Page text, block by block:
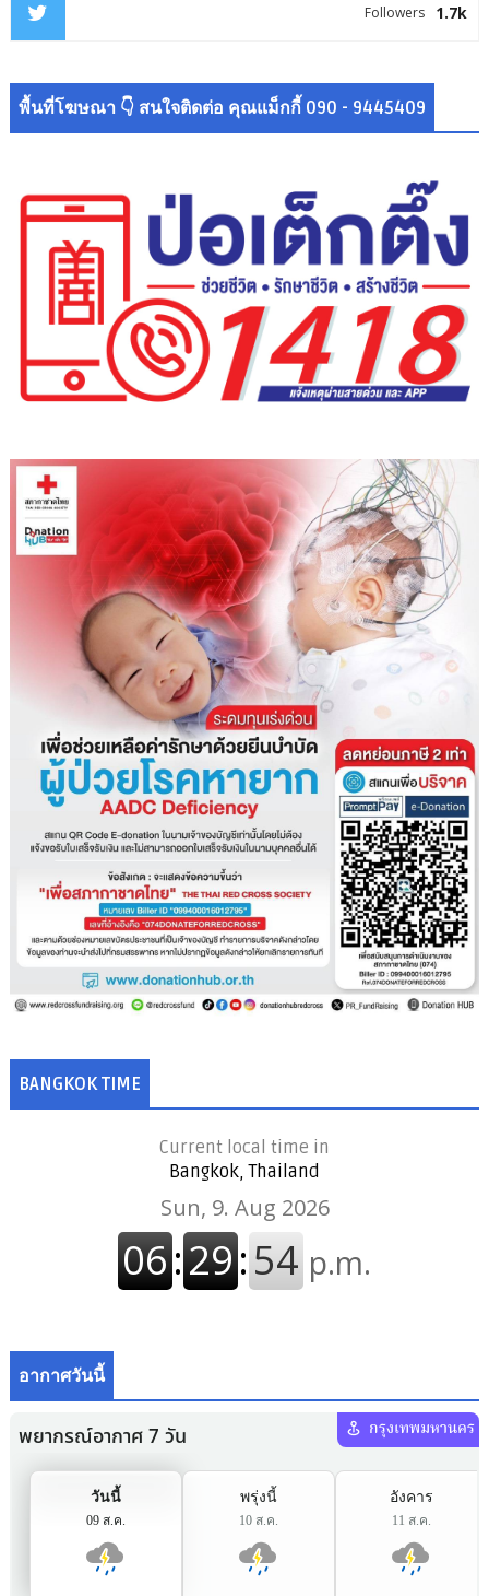
1.7k
Followers
พื้นที่โฆษณา 👇 สนใจติดต่อ คุณแม็กกี้ 090 - 9445409
BANGKOK TIME
Current local time in
Bangkok, Thailand
อากาศวันนี้